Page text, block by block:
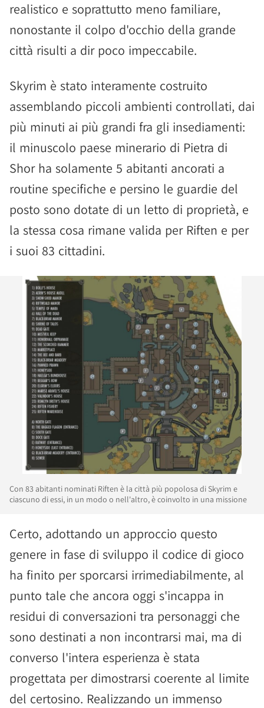
realistico e soprattutto meno familiare,
nonostante il colpo d'occhio della grande
città risulti a dir poco impeccabile.
Skyrim è stato interamente costruito
assemblando piccoli ambienti controllati, dai
più minuti ai più grandi fra gli insediamenti:
il minuscolo paese minerario di Pietra di
Shor ha solamente 5 abitanti ancorati a
routine specifiche e persino le guardie del
posto sono dotate di un letto di proprietà, e
la stessa cosa rimane valida per Riften e per
i suoi 83 cittadini.
Con 83 abitanti nominati Riften è la città più popolosa di Skyrim e
ciascuno di essi, in un modo o nell'altro, è coinvolto in una missione
Certo, adottando un approccio questo
genere in fase di sviluppo il codice di gioco
ha finito per sporcarsi irrimediabilmente, al
punto tale che ancora oggi s'incappa in
residui di conversazioni tra personaggi che
sono destinati a non incontrarsi mai, ma di
converso l'intera esperienza è stata
progettata per dimostrarsi coerente al limite
del certosino. Realizzando un immenso